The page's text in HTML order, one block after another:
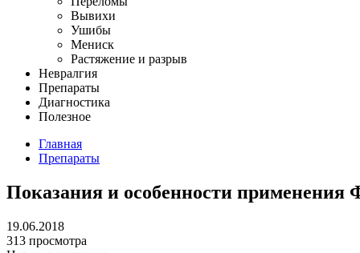
Вывихи
Ушибы
Мениск
Растяжение и разрыв
Невралгия
Препараты
Диагностика
Полезное
Главная
Препараты
Показания и особенности применения
19.06.2018
313 просмотра